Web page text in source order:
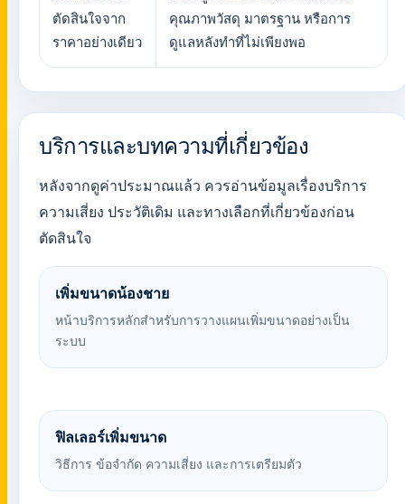
ตัดสินใจจาก
ราคาอย่างเดียว
คุณภาพวัสดุ มาตรฐาน หรือการ
ดูแลหลังทำที่ไม่เพียงพอ
บริการและบทความที่เกี่ยวข้อง
หลังจากดูค่าประมาณแล้ว ควรอ่านข้อมูลเรื่องบริการ
ความเสี่ยง ประวัติเดิม และทางเลือกที่เกี่ยวข้องก่อน
ตัดสินใจ
เพิ่มขนาดน้องชาย
หน้าบริการหลักสำหรับการวางแผนเพิ่มขนาดอย่างเป็น
ระบบ
ฟิลเลอร์เพิ่มขนาด
วิธีการ ข้อจำกัด ความเสี่ยง และการเตรียมตัว